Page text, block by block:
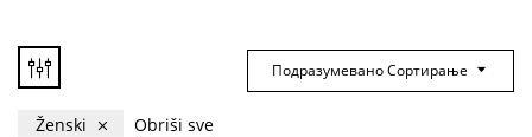
Подразумевано Сортирање
Ženski Obriši sve